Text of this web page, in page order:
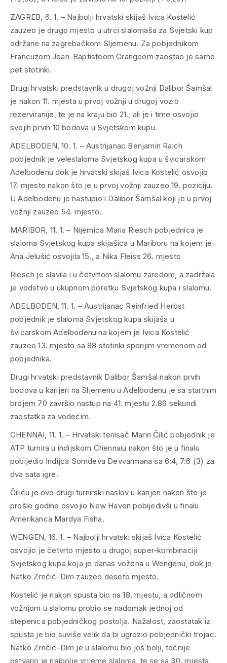
ZAGREB, 6. 1. – Najbolji hrvatski skijaš Ivica Kostelić
zauzeo je drugo mjesto u utrci slalomaša za Svjetski kup
održane na zagrebačkom Sljemenu. Za pobjednikom
Francuzom Jean-Baptisteom Grangeom zaostao je samo
pet stotinki.
Drugi hrvatski predstavnik u drugoj vožnji Dalibor Šamšal
je nakon 11. mjesta u prvoj vožnji u drugoj vozio
rezerviranije, te je na kraju bio 21., ali je i time osvojio
svojih prvih 10 bodova u Svjetskom kupu.
ADELBODEN, 10. 1. – Austrijanac Benjamin Raich
pobjednik je veleslaloma Svjetskog kupa u švicarskom
Adelbodenu dok je hrvatski skijaš Ivica Kostelić osvojio
17. mjesto nakon što je u prvoj vožnji zauzeo 19. poziciju.
U Adelbodenu je nastupio i Dalibor Šamšal koji je u prvoj
vožnji zauzeo 54. mjesto.
MARIBOR, 11. 1. – Nijemica Maria Riesch pobjednica je
slaloma Svjetskog kupa skijašica u Mariboru na kojem je
Ana Jelušić osvojila 15., a Nika Fleiss 26. mjesto
Riesch je slavila i u četvrtom slalomu zaredom, a zadržala
je vodstvo u ukupnom poretku Svjetskog kupa i slalomu.
ADELBODEN, 11. 1. – Austrijanac Reinfried Herbst
pobjednik je slaloma Svjetskog kupa skijaša u
švicarskom Adelbodenu na kojem je Ivica Kostelić
zauzeo 13. mjesto sa 88 stotinki sporijim vremenom od
pobjednika.
Drugi hrvatski predstavnik Dalibor Šamšal nakon prvih
bodova u karijeri na Sljemenu u Adelbodenu je sa startnim
brojem 70 završio nastup na 41. mjestu 2.86 sekundi
zaostatka za vodećim.
CHENNAI, 11. 1. – Hrvatski tenisač Marin Čilić pobjednik je
ATP turnira u indijskom Chennaiu nakon što je u finalu
pobijedio Indijca Somdeva Devvarmana sa 6:4, 7:6 (3) za
dva sata igre.
Čiliću je ovo drugi turnirski naslov u karijeri nakon što je
prošle godine osvojio New Haven pobijedivši u finalu
Amerikanca Mardya Fisha.
WENGEN, 16. 1. – Najbolji hrvatski skijaš Ivica Kostelić
osvojio je četvrto mjesto u drugoj super-kombinaciji
Svjetskog kupa koja je danas vožena u Wengenu, dok je
Natko Zrnčić-Dim zauzeo deseto mjesto.
Kostelić je nakon spusta bio na 18. mjestu, a odličnom
vožnjom u slalomu probio se nadomak jednoj od
stepenica pobjedničkog postolja. Nažalost, zaostatak iz
spusta je bio suviše velik da bi ugrozio pobjednički trojac.
Natko Zrnčić-Dim je u slalomu bio još bolji, točnije
ostvario je najbolje vrijeme slaloma, te se sa 30. mjesta